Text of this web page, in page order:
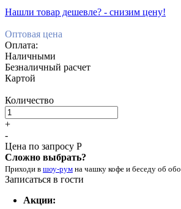
Нашли товар дешевле? - снизим цену!
Оптовая цена
Оплата:
Наличными
Безналичный расчет
Картой
Количество
+
-
Цена по запросу Р
Сложно выбрать?
Приходи в шоу-рум на чашку кофе и беседу об
Записаться в гости
Акции: